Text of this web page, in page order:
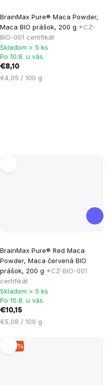
BrainMax Pure® Maca Powder,
Maca BIO prášok, 200 g *CZ-
BIO-001 certifikát
hodnotenie
produktu
je
5,0
z
5
Skladom > 5 ks
Po 10.8. u vás
€8,10
Jednotková
€4,05 / 100 g
BrainMax Pure® Red Maca
Powder, Maca červená BIO
prášok, 200 g *CZ-BIO-001
certifikát
hodnotenie
produktu
je
5,0
z
hviezdičiek.
Skladom > 5 ks
Po 10.8. u vás
€10,15
Jednotková
€5,08 / 100 g
–19 %